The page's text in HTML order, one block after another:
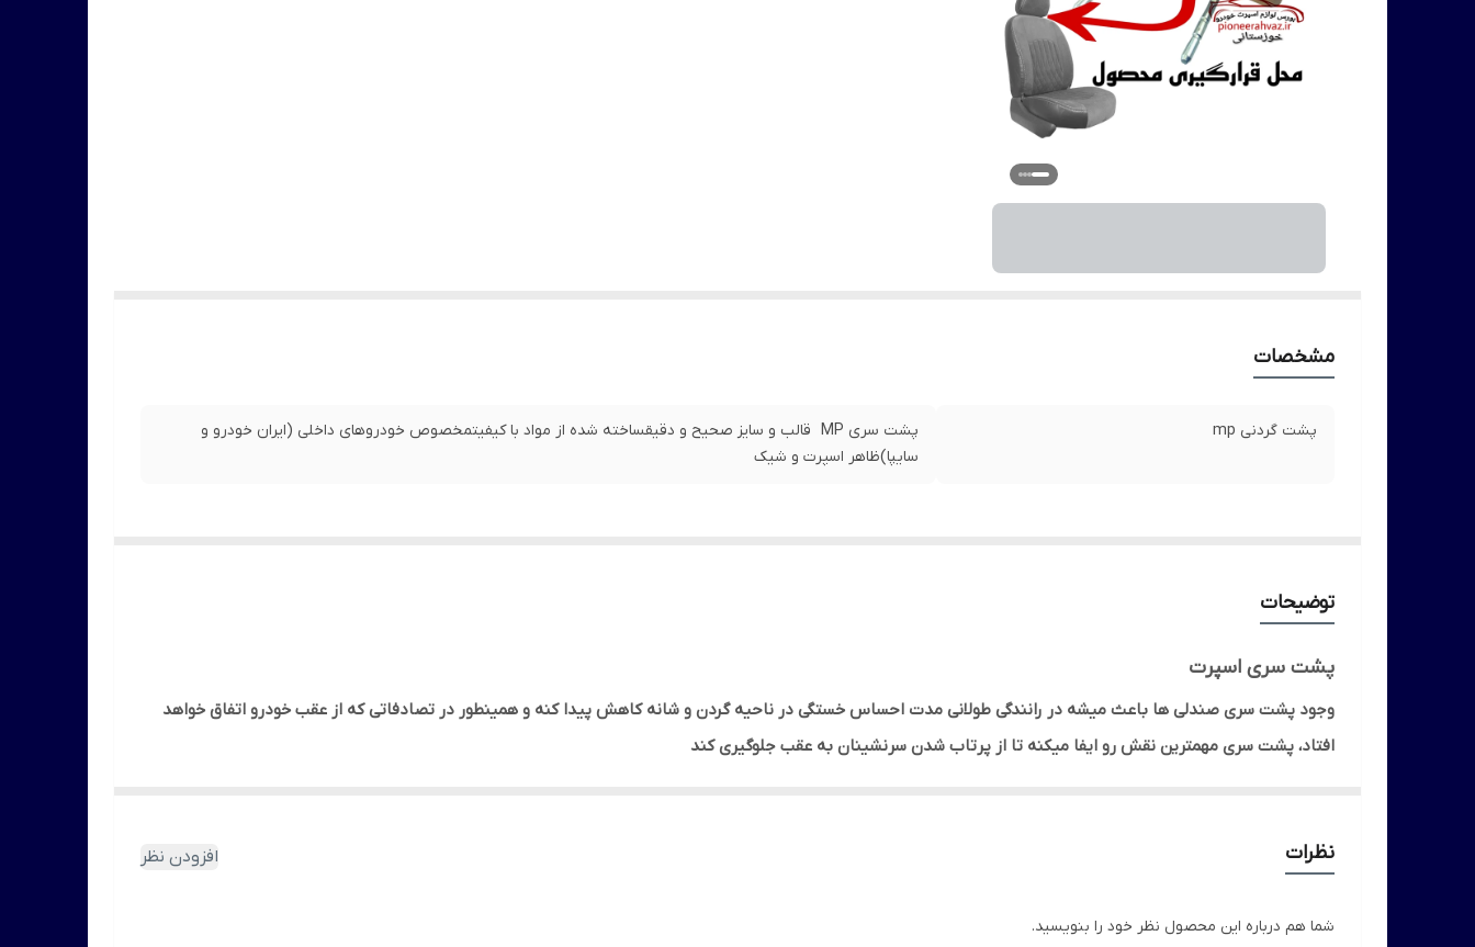
مشخصات
پشت گردنی mp
پشت سری MP قالب و سایز صحیح و دقیقساخته شده از مواد با کیفیتمخصوص خودروهای داخلی (ایران خودرو و
سایپا)ظاهر اسپرت و شیک
توضیحات
پشت سری اسپرت
وجود پشت سری صندلی ها باعث میشه در رانندگی طولانی مدت احساس خستگی در ناحیه گردن و شانه کاهش پیدا کنه و همینطور در تصادفاتی که از عقب خودرو اتفاق خواهد
افتاد، پشت سری مهمترین نقش رو ایفا میکنه تا از پرتاب شدن سرنشینان به عقب جلوگیری کند
به راحتی قابل تمیز کردن است و نیازی به مواد شوینده ندارد
نظرات افزودن نظر
شما هم درباره این محصول نظر خود را بنویسید.